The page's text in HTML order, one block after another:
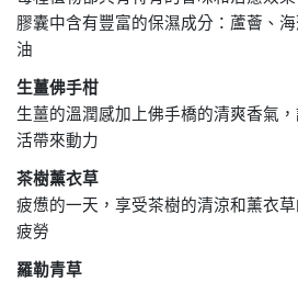
膠囊中含有豐富的保濕成分：蘆薈、
油
生薑佛手柑
生薑的溫潤感加上佛手橋的清爽香氣
活帶來動力
茶樹薰衣草
疲憊的一天，享受茶樹的清涼和薰衣
疲勞
羅勒青草